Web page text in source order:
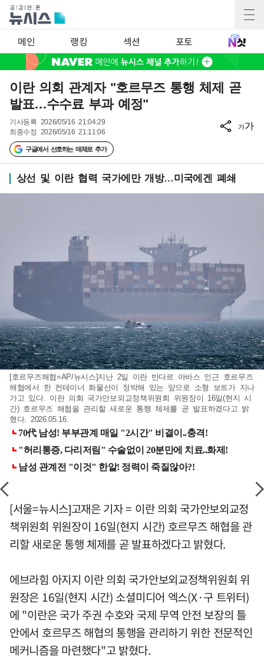
메인 랭킹 섹션 포토
이란 의회 관계자 "호르무즈 통행 체제 곧
발표…수수료 부과 예정"
기사등록 2026/05/16 21:04:29
최종수정 2026/05/16 21:11:06
구글에서 선호하는 매체로 추가
가가
상선 및 이란 협력 국가에만 개방…미국에겐 폐쇄
[호르무즈해협=AP/뉴시스]지난 2일 이란 반다르 아바스 인근 호르무즈
해협에서 한 컨테이너 화물선이 정박해 있는 앞으로 소형 보트가 지나
가고 있다. 이란 의회 국가안보외교정책위원회 위원장이 16일(현지 시
간) 호르무즈 해협을 관리할 새로운 통행 체제를 곧 발표하겠다고 밝
혔다. 2026.05.16.
[서울=뉴시스]고재은 기자 = 이란 의회 국가안보외교정
책위원회 위원장이 16일(현지 시간) 호르무즈 해협을 관
리할 새로운 통행 체제를 곧 발표하겠다고 밝혔다.
에브라힘 아지지 이란 의회 국가안보외교정책위원회 위
원장은 16일(현지 시간) 소셜미디어 엑스(X·구 트위터)
에 "이란은 국가 주권 수호와 국제 무역 안전 보장의 틀
안에서 호르무즈 해협의 통행을 관리하기 위한 전문적인
메커니즘을 마련했다"고 밝혔다.